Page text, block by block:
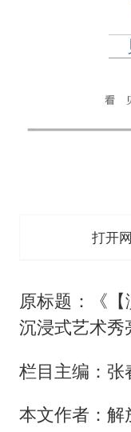
打开
原标题：《
沉浸式艺术秀
栏目主编：张
本文作者：解